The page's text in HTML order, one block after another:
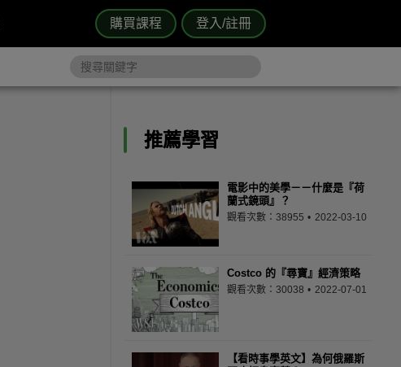
購買課程 登入/註冊
推薦學習
電影中的美學－－什麼是『荷
蘭式鏡頭』？
觀看次數：38955 2022-03-10
Costco 的『尋寶』經濟策略
觀看次數：30038 2022-07-01
【看時事學英文】為何俄羅斯